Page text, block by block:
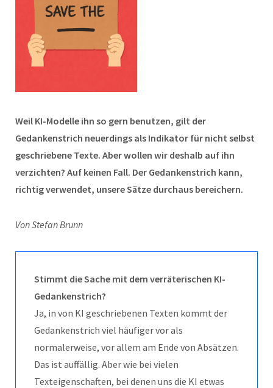
Weil KI-Modelle ihn so gern benutzen, gilt der
Gedankenstrich neuerdings als Indikator für nicht selbst
geschriebene Texte. Aber wollen wir deshalb auf ihn
verzichten? Auf keinen Fall. Der Gedankenstrich kann,
richtig verwendet, unsere Sätze durchaus bereichern.
Von Stefan Brunn
Stimmt die Sache mit dem verräterischen KI-
Gedankenstrich?
Ja, in von KI geschriebenen Texten kommt der
Gedankenstrich viel häufiger vor als
normalerweise, vor allem am Ende von Absätzen.
Das ist auffällig. Aber wie bei vielen
Texteigenschaften, bei denen uns die KI etwas